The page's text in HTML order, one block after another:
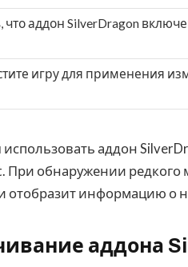
что аддон SilverDragon
игру для применения
аддон
При обнаружении редкого
отобразит информацию о
аддона